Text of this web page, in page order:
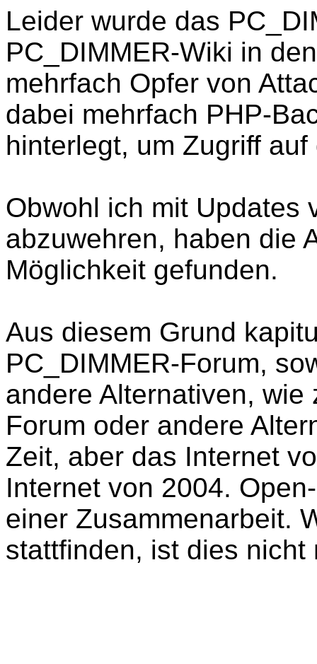
Leider wurde das
PC_DIMMER-Wiki in
mehrfach Opfer von
dabei mehrfach PHP-
hinterlegt, um Zugriff
Obwohl ich mit Updates
abzuwehren, haben die
Möglichkeit gefunden.
Aus diesem Grund
PC_DIMMER-Forum,
andere Alternativen,
Forum oder andere
Zeit, aber das Internet
Internet von 2004.
einer Zusammenarbeit.
stattfinden, ist dies nicht